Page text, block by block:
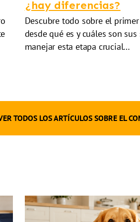
¿hay diferencias?
Descubre todo sobre el
desde qué es y cuáles son
manejar esta etapa crucial…
TODOS LOS ARTÍCULOS SOBRE EL